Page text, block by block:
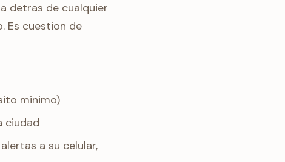
detras de cualquier
Es cuestion de
minimo)
ciudad
a su celular,